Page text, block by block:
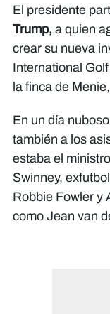
El presidente
Trump, a quien
crear su nueva
International
la finca de
En un día
también a los
estaba el
Swinney,
Robbie Fowler y
como Jean van